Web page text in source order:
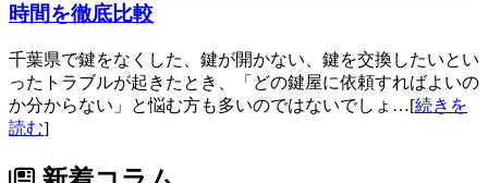
時間を徹底比較
千葉県で鍵をなくした、鍵が開かない、鍵を交換したいとい
ったトラブルが起きたとき、「どの鍵屋に依頼すればよいの
か分からない」と悩む方も多いのではないでしょ…[続きを
読む]